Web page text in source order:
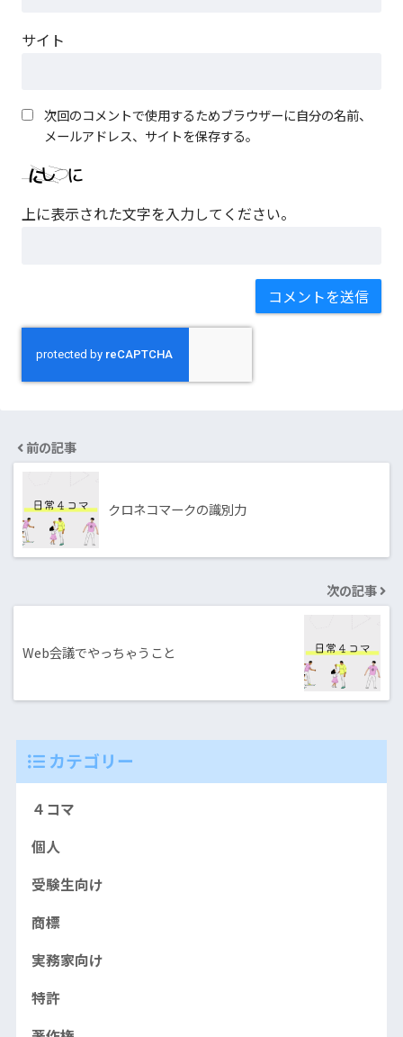
サイト
次回のコメントで使用するためブラウザーに自分の名前、
メールアドレス、サイトを保存する。
上に表示された文字を入力してください。
前の記事
クロネコマークの識別力
次の記事
Web会議でやっちゃうこと
カテゴリー
４コマ
個人
受験生向け
商標
実務家向け
特許